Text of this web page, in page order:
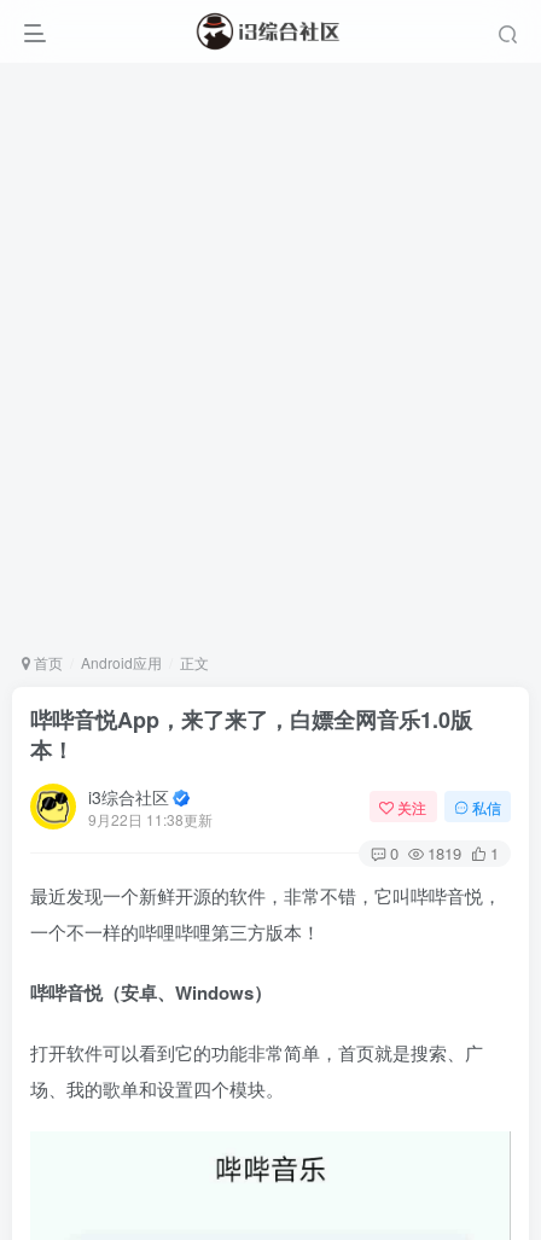
首页 Android应用 正文
哔哔音悦App，来了来了，白嫖全网音乐1.0版
本！
i3综合社区
9月22日 11:38更新
关注 私信
0 1819 1
最近发现一个新鲜开源的软件，非常不错，它叫哔哔音悦，
一个不一样的哔哩哔哩第三方版本！
哔哔音悦（安卓、Windows）
打开软件可以看到它的功能非常简单，首页就是搜索、广
场、我的歌单和设置四个模块。